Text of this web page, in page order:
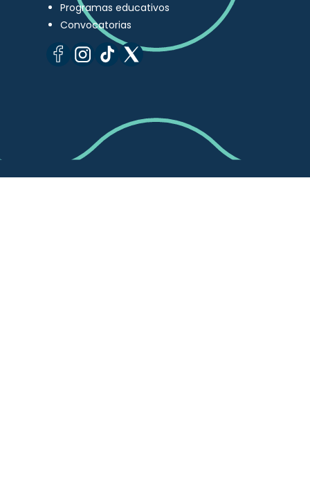
Programas educativos
Convocatorias